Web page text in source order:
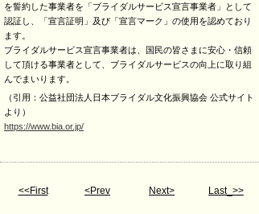
を誓約した事業者を「ブライダルサービス宣言事業者」として
認証し、「宣言証明」及び「宣言マーク」の使用を認めており
ます。
ブライダルサービス宣言事業者は、国民の皆さまに安心・信頼
して頂ける事業者として、ブライダルサービスの向上に取り組
んでまいります。
（引用：公益社団法人日本ブライダル文化振興協会 公式サイト
より）
https://www.bia.or.jp/
<<First <Prev Next> Last_>>